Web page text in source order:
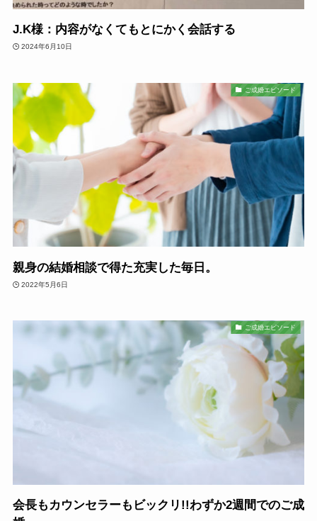
J.K様：内容がなくてもとにかく会話する
2024年6月10日
ご成婚エピソード
親身の結婚相談で得た充実した毎日。
2022年5月6日
ご成婚エピソード
会長もカウンセラーもビックリ!!わずか2週間でのご成